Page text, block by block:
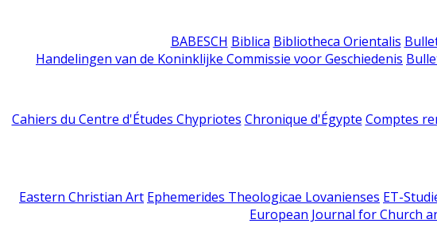
BABESCH Biblica Bibliotheca Orientalis
Handelingen van de Koninklijke Commissie voor Geschiedenis
Cahiers du Centre d'Études Chypriotes Chronique d'Égypte Comptes
Eastern Christian Art Ephemerides Theologicae Lovanienses ET-
European Journal for Church